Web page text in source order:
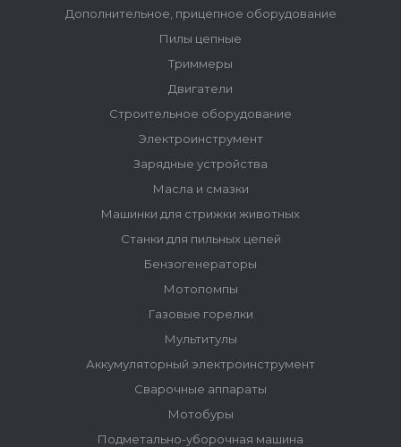
Дополнительное, прицепное оборудование
Пилы цепные
Триммеры
Двигатели
Строительное оборудование
Электроинструмент
Зарядные устройства
Масла и смазки
Машинки для стрижки животных
Станки для пильных цепей
Бензогенераторы
Мотопомпы
Газовые горелки
Мультитулы
Аккумуляторный электроинструмент
Сварочные аппараты
Мотобуры
Подметально-уборочная машина